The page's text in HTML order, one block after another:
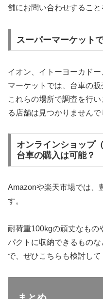
舗にお問い合わせすること
スーパーマーケット
イオン、イトーヨーカド
マーケットでは、台車の販
これらの場所で調査を行
る店舗は見つかりませんで
オンラインショップ
台車の購入は可能？
Amazonや楽天市場では、
す。
耐荷重100kgの頑丈なもの
パクトに収納できるもの
で、ぜひこちらも検討して